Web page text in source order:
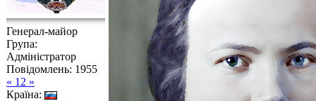
Генерал-майор
Група:
Адміністратор
Повідомлень: 1955
« 12 »
Країна: